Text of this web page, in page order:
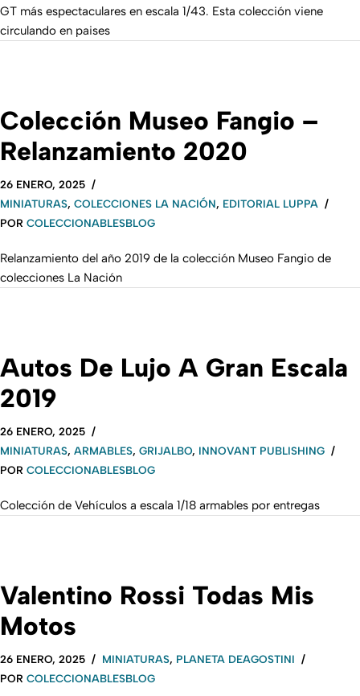
GT más espectaculares en escala 1/43. Esta colección viene
circulando en paises
Colección Museo Fangio –
Relanzamiento 2020
26 ENERO, 2025
MINIATURAS, COLECCIONES LA NACIÓN, EDITORIAL LUPPA
POR COLECCIONABLESBLOG
Relanzamiento del año 2019 de la colección Museo Fangio de
colecciones La Nación
Autos De Lujo A Gran Escala
2019
26 ENERO, 2025
MINIATURAS, ARMABLES, GRIJALBO, INNOVANT PUBLISHING
POR COLECCIONABLESBLOG
Colección de Vehículos a escala 1/18 armables por entregas
Valentino Rossi Todas Mis
Motos
26 ENERO, 2025 MINIATURAS, PLANETA DEAGOSTINI
POR COLECCIONABLESBLOG